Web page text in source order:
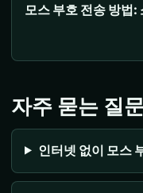
모스 부호 전송 방법:
자주 묻는 질
인터넷 없이 모스